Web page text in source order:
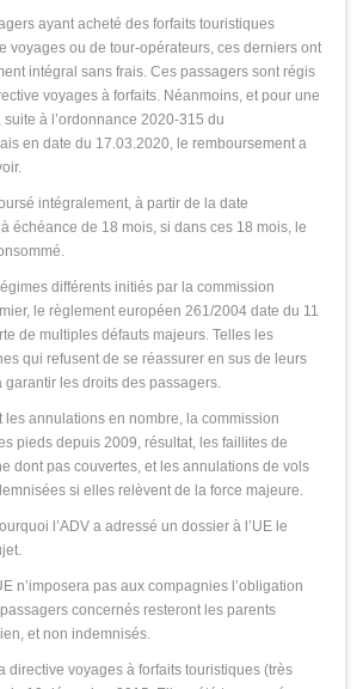
ayant acheté des forfaits touristiques
voyages ou de tour-opérateurs, ces derniers ont
intégral sans frais. Ces passagers sont régis
voyages à forfaits. Néanmoins, et pour une
à l’ordonnance 2020-315 du
en date du 17.03.2020, le remboursement a
intégralement, à partir de la date
échéance de 18 mois, si dans ces 18 mois, le
différents initiés par la commission
le règlement européen 261/2004 date du 11
de multiples défauts majeurs. Telles les
qui refusent de se réassurer en sus de leurs
garantir les droits des passagers.
les annulations en nombre, la commission
pieds depuis 2009, résultat, les faillites de
dont pas couvertes, et les annulations de vols
si elles relèvent de la force majeure.
l’ADV a adressé un dossier à l’UE le
n’imposera pas aux compagnies l’obligation
concernés resteront les parents
et non indemnisés.
directive voyages à forfaits touristiques (très